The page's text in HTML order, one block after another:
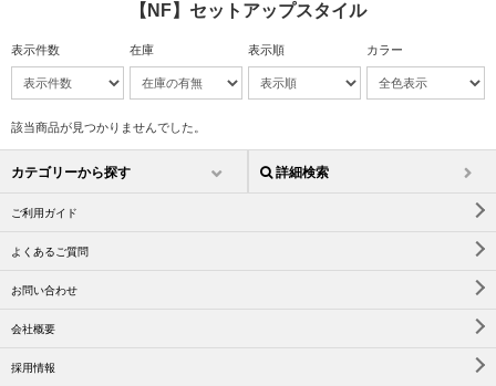
【NF】セットアップスタイル
表示件数 在庫 表示順 カラー
該当商品が見つかりませんでした。
カテゴリーから探す 詳細検索
ご利用ガイド
よくあるご質問
お問い合わせ
会社概要
採用情報